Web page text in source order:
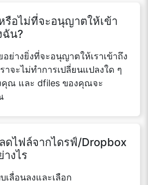
รือไม่ที่จะอนุญาตให้เข้า
ฉัน?
ย่างยิ่งที่จะอนุญาตให้เราเข้าถึง
จะไม่ทำการเปลี่ยนแปลงใด ๆ
คุณ และ dfiles ของคุณจะ
ดไฟล์จากไดรฟ์/Dropbox
งไร
ลื่อนลงและเลือก